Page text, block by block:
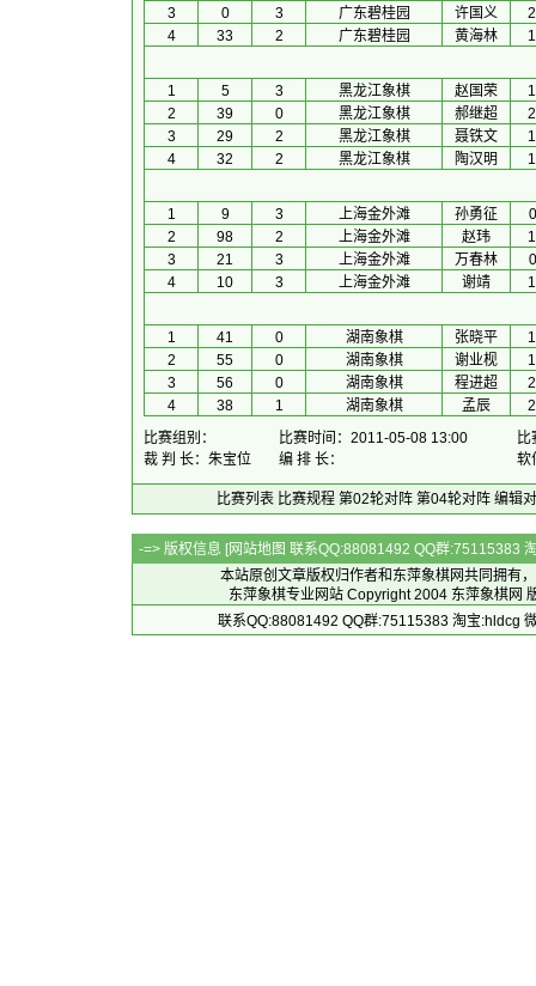
3
0 3 广东碧桂园 许国义
4
33 2 广东碧桂园 黄海林
1 5 3 黑龙江象棋 赵国荣
2
39 0 黑龙江象棋 郝继超
3
29 2 黑龙江象棋 聂铁文
4
32 2 黑龙江象棋 陶汉明
1 9 3 上海金外滩 孙勇征
2
98 2 上海金外滩 赵玮
3
21 3 上海金外滩 万春林
4
10 3 上海金外滩 谢靖
1 41 0 湖南象棋 张晓平
2
55 0 湖南象棋 谢业枧
3
56 0 湖南象棋 程进超
4
38 1 湖南象棋 孟辰
比赛组别：
比赛时间：2011-05-08 13:00
比
裁 判 长：朱宝位
编 排 长： 软
比赛列表 比赛规程 第02轮对阵 第04轮对阵 编辑
-=> 版权信息 [网站地图 联系QQ:88081492 QQ群:75115383
本站原创文章版权归作者和 东萍象棋网共同拥有
东萍象棋专业网站 Copyright 2004 东萍象棋网
联系QQ:88081492 QQ群:75115383 淘宝:hldcg